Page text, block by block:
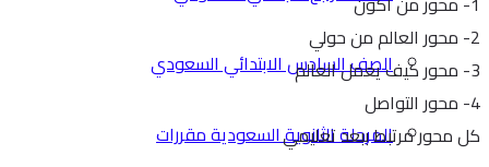
الصف السادس الابتدائي السعودي
المرحلة الثانوية السعودية مقررات
2- محور العالم من حولي
3- محور كيف يعمل العالم
4- محور التواصل
كل محور مرتبط ببعد تعليمي